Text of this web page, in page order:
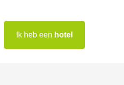
Ik heb een hotel